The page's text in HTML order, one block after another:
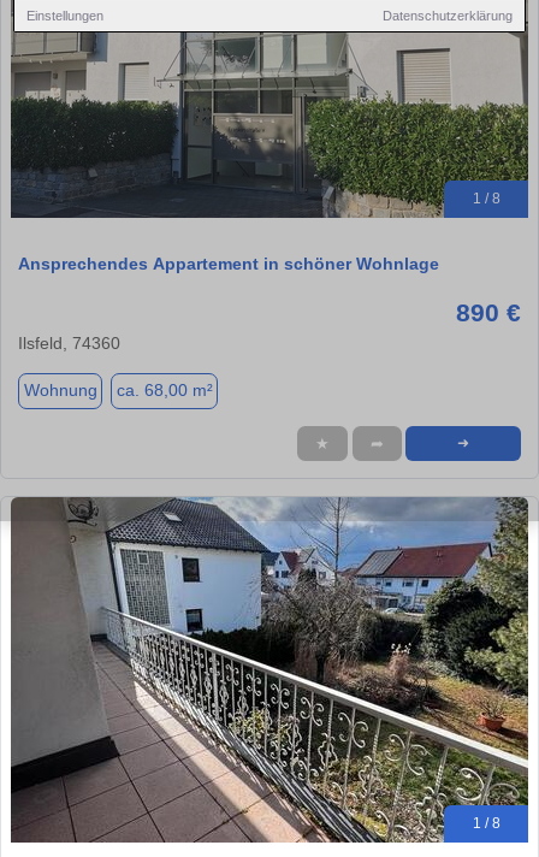
Einstellungen Datenschutzerklärung
1 / 8
Ansprechendes Appartement in schöner Wohnlage
890 €
Ilsfeld, 74360
Wohnung ca. 68,00 m²
★ ➦ ➜
1 / 8